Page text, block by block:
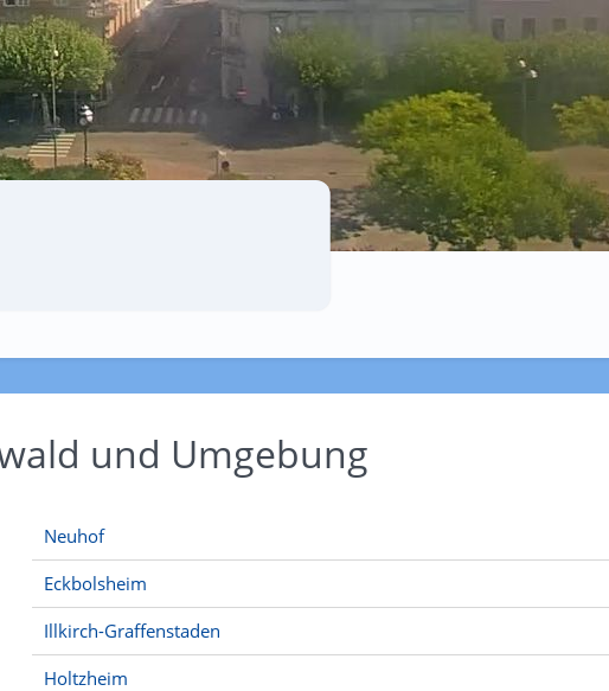
und Umgebung
Neuhof
Eckbolsheim
Illkirch-Graffenstaden
Holtzheim